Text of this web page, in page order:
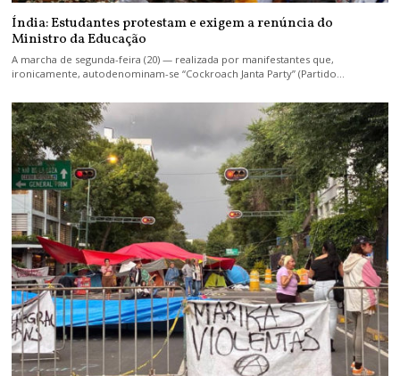
Índia: Estudantes protestam e exigem a renúncia do
Ministro da Educação
A marcha de segunda-feira (20) — realizada por manifestantes que,
ironicamente, autodenominam-se “Cockroach Janta Party” (Partido…